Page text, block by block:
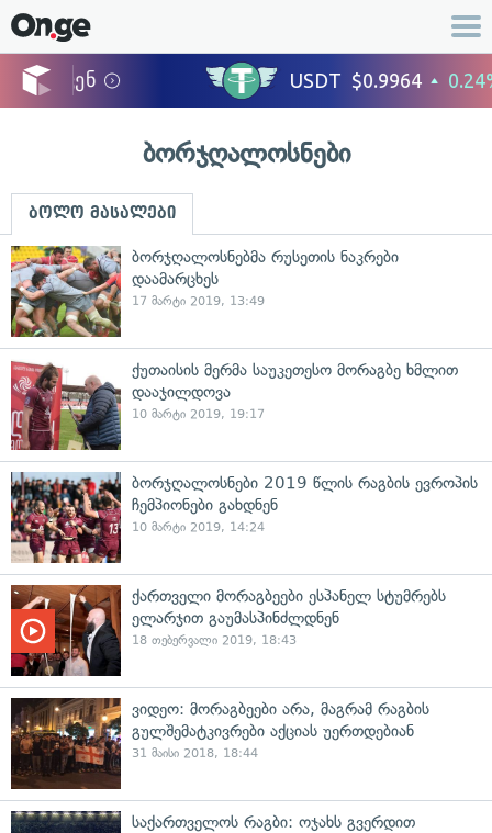
ბორჯღალოსნები
ბოლო მასალები
ბორჯღალოსნებმა რუსეთის ნაკრები
დაამარცხეს
17 მარტი 2019, 13:49
ქუთაისის მერმა საუკეთესო მორაგბე ხმლით
დააჯილდოვა
10 მარტი 2019, 19:17
ბორჯღალოსნები 2019 წლის რაგბის ევროპის
ჩემპიონები გახდნენ
10 მარტი 2019, 14:24
ქართველი მორაგბეები ესპანელ სტუმრებს
ელარჯით გაუმასპინძლდნენ
18 თებერვალი 2019, 18:43
ვიდეო: მორაგბეები არა, მაგრამ რაგბის
გულშემატკივრები აქციას უერთდებიან
31 მაისი 2018, 18:44
საქართველოს რაგბი: ოჯახს გვერდით